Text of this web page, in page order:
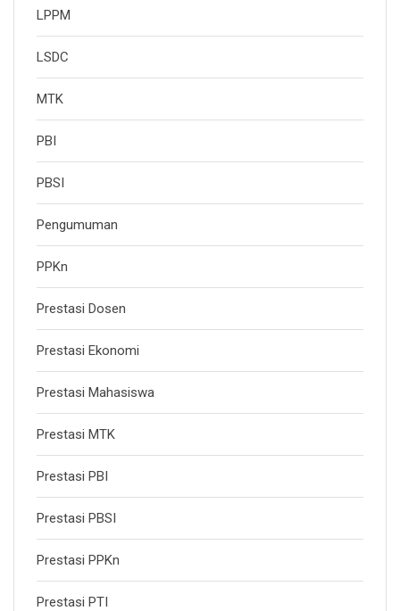
LPPM
LSDC
MTK
PBI
PBSI
Pengumuman
PPKn
Prestasi Dosen
Prestasi Ekonomi
Prestasi Mahasiswa
Prestasi MTK
Prestasi PBI
Prestasi PBSI
Prestasi PPKn
Prestasi PTI